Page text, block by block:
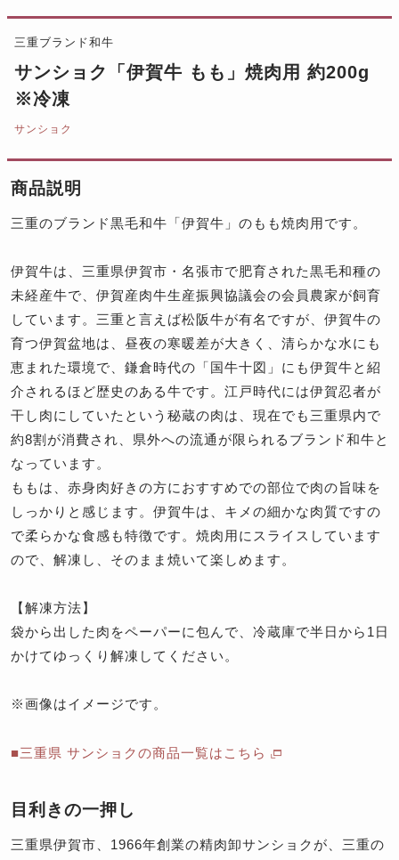
三重ブランド和牛
サンショク「伊賀牛 もも」焼肉用 約200g
※冷凍
サンショク
商品説明
三重のブランド黒毛和牛「伊賀牛」のもも焼肉用です。
伊賀牛は、三重県伊賀市・名張市で肥育された黒毛和種の
未経産牛で、伊賀産肉牛生産振興協議会の会員農家が飼育
しています。三重と言えば松阪牛が有名ですが、伊賀牛の
育つ伊賀盆地は、昼夜の寒暖差が大きく、清らかな水にも
恵まれた環境で、鎌倉時代の「国牛十図」にも伊賀牛と紹
介されるほど歴史のある牛です。江戸時代には伊賀忍者が
干し肉にしていたという秘蔵の肉は、現在でも三重県内で
約8割が消費され、県外への流通が限られるブランド和牛と
なっています。
ももは、赤身肉好きの方におすすめでの部位で肉の旨味を
しっかりと感じます。伊賀牛は、キメの細かな肉質ですの
で柔らかな食感も特徴です。焼肉用にスライスしています
ので、解凍し、そのまま焼いて楽しめます。
【解凍方法】
袋から出した肉をペーパーに包んで、冷蔵庫で半日から1日
かけてゆっくり解凍してください。
※画像はイメージです。
■三重県 サンショクの商品一覧はこちら
目利きの一押し
三重県伊賀市、1966年創業の精肉卸サンショクが、三重の